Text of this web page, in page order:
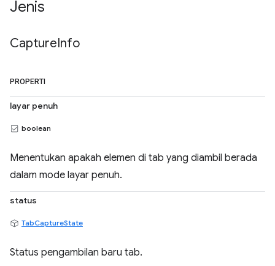
Jenis
CaptureInfo
PROPERTI
layar penuh
boolean
Menentukan apakah elemen di tab yang diambil berada
dalam mode layar penuh.
status
TabCaptureState
Status pengambilan baru tab.